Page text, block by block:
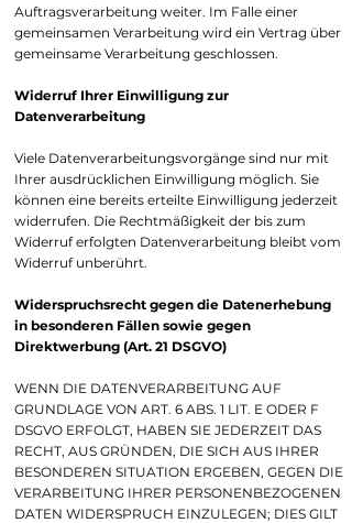
Auftragsverarbeitung weiter. Im Falle einer
gemeinsamen Verarbeitung wird ein Vertrag über
gemeinsame Verarbeitung geschlossen.
Widerruf Ihrer Einwilligung zur
Datenverarbeitung
Viele Datenverarbeitungsvorgänge sind nur mit
Ihrer ausdrücklichen Einwilligung möglich. Sie
können eine bereits erteilte Einwilligung jederzeit
widerrufen. Die Rechtmäßigkeit der bis zum
Widerruf erfolgten Datenverarbeitung bleibt vom
Widerruf unberührt.
Widerspruchsrecht gegen die Datenerhebung
in besonderen Fällen sowie gegen
Direktwerbung (Art. 21 DSGVO)
WENN DIE DATENVERARBEITUNG AUF
GRUNDLAGE VON ART. 6 ABS. 1 LIT. E ODER F
DSGVO ERFOLGT, HABEN SIE JEDERZEIT DAS
RECHT, AUS GRÜNDEN, DIE SICH AUS IHRER
BESONDEREN SITUATION ERGEBEN, GEGEN DIE
VERARBEITUNG IHRER PERSONENBEZOGENEN
DATEN WIDERSPRUCH EINZULEGEN; DIES GILT